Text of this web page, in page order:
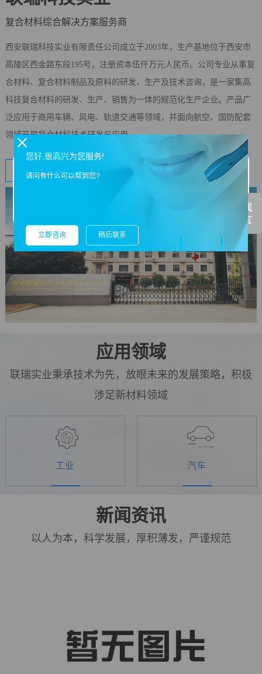
复合材料综合解决方案服务商
西安联瑞科技实业有限责任公司成立于2003年，生产基地位于西安市
高陵区西金路东段195号，注册资本伍仟万元人民币。公司专业从事复
合材料、复合材料制品及原料的研发、生产及技术咨询，是一家集高
科技复合材料的研发、生产、销售为一体的规范化生产企业。产品广
泛应用于商用车辆、风电、轨道交通等领域，并面向航空、国防配套
领域开展复合材料技术研发与应用。
了解详情
应用领域
联瑞实业秉承技术为先，放眼未来的发展策略，积极
涉足新材料领域
工业 汽车
新闻资讯
以人为本，科学发展，厚积薄发，严谨规范
您好,很高兴为您服务!
请问有什么可以帮到您?
立即咨询 稍后联系
欢迎来到西安联瑞科技实业有限责任公司官网！